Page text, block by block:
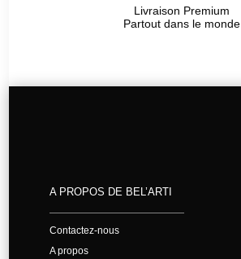
Livraison Premium
Partout dans le monde
A PROPOS DE BEL’ARTI
Contactez-nous
A propos